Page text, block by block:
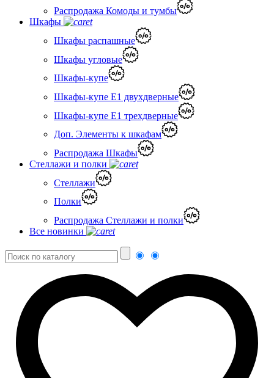
Распродажа Комоды и тумбы
Шкафы
Шкафы распашные
Шкафы угловые
Шкафы-купе
Шкафы-купе Е1 двухдверные
Шкафы-купе Е1 трехдверные
Доп. Элементы к шкафам
Распродажа Шкафы
Стеллажи и полки
Стеллажи
Полки
Распродажа Стеллажи и полки
Все новинки